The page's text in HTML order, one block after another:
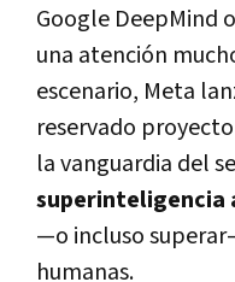
Google DeepMind
una atención
escenario, Meta
reservado
la vanguardia del
—o incluso
humanas.